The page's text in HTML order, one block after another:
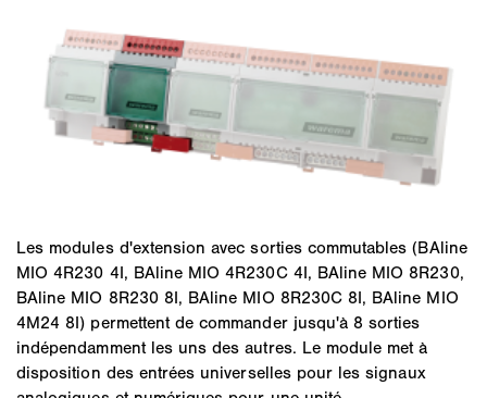
Les modules d'extension avec sorties commutables (BAline
MIO 4R230 4I, BAline MIO 4R230C 4I, BAline MIO 8R230,
BAline MIO 8R230 8I, BAline MIO 8R230C 8I, BAline MIO
4M24 8I) permettent de commander jusqu'à 8 sorties
indépendamment les uns des autres. Le module met à
disposition des entrées universelles pour les signaux